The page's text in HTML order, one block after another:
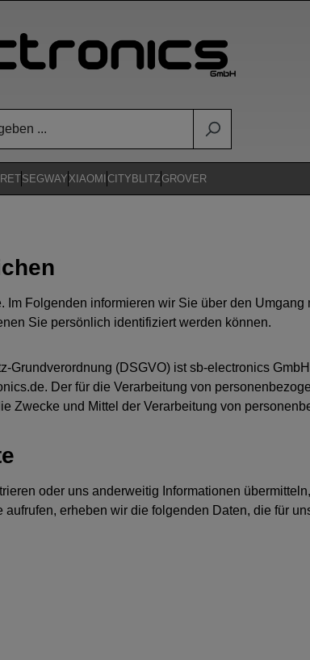
SEGWAYXIAOMI CITYBLITZGROVER
Folgenden informieren wir Sie über den
Sie persönlich identifiziert werden können.
(DSGVO) ist sb-electronics
Der für die Verarbeitung von
und Mittel der Verarbeitung von
oder uns anderweitig Informationen
erheben wir die folgenden Daten, die für